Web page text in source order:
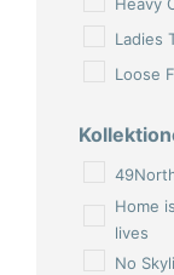
Ladies
Loose
Home
lives
No